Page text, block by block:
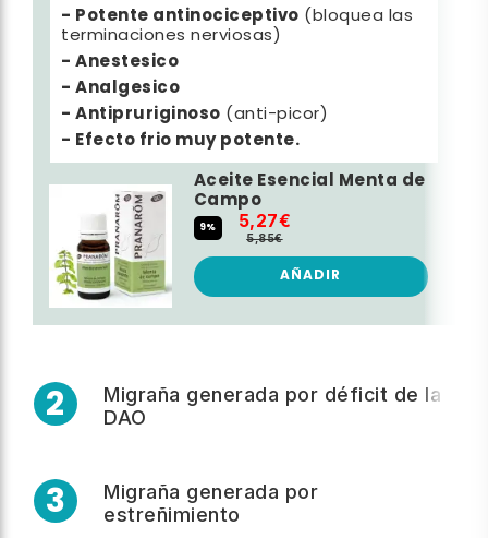
- Potente antinociceptivo (bloquea las
terminaciones nerviosas)
- Anestesico
- Analgesico
- Antipruriginoso (anti-picor)
- Efecto frio muy potente.
Aceite Esencial Menta de
Campo
9% 5,27€
5,85€
AÑADIR
2
Migraña generada por déficit de la
DAO
3
Migraña generada por
estreñimiento